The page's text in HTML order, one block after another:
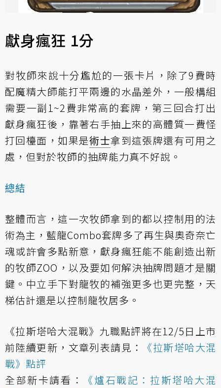
獻身瘋狂 1分
對牧師來說十分尷尬的一張卡片，除了9費時
配魔精大師能打平兩邊的水晶差外，一般構組
需要一副1~2費非常高的套牌，第三回合打出
獻身瘋狂後，靠著右手抽上來的高體質一費怪
打回檯面，如果是術士拿到這張牌還有可用之
處，但對於牧師的抽牌能力真不好說。
總結
整體而言，這一次牧師拿到的都以控制用的法
術為主，藍龍Combo套牌多了再生與奧奇奈亡
魂或許會多點新意，獻身瘋狂能不能創造出新
的牧師ZOO，以及要如何解決抽牌問題才是關
鍵。中立手下對龍牧的補強更多也更完整，天
梯估計還是以控制龍牧居多。
《拉斯塔哈大混戰》九職點評將在12/5日上市
前陸續更新，文章列表請見：
《拉斯塔哈大混
戰》點評
全部新卡請看：
《爐石戰記：拉斯塔哈大混